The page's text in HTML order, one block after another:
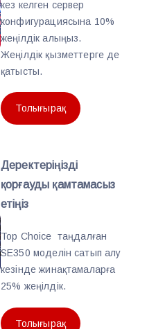
кез келген сервер
конфигурациясына 10%
жеңілдік алыңыз.
Жеңілдік қызметтерге де
қатысты.
Толығырақ
Деректеріңізді
қорғауды қамтамасыз
етіңіз
Top Choice таңдалған
SE350 моделін сатып алу
кезінде жинақтамаларға
25% жеңілдік.
Толығырақ